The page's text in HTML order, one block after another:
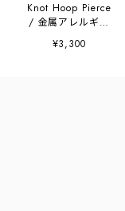
Knot Hoop Pierce
/ 金属アレルギー
対応
¥3,300